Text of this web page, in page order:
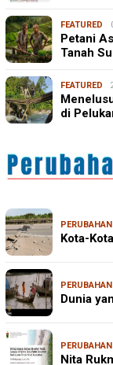
FEATURED
Petani
Tanah
FEATURED
di
Kota-
Dunia
Nita